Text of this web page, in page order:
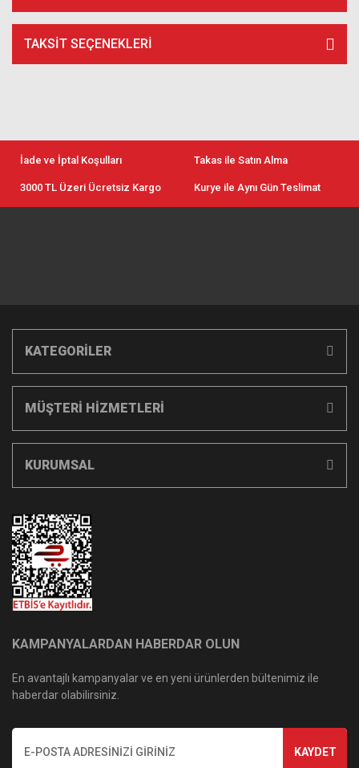
TAKSIT SEÇENEKLERI
İade ve İptal Koşulları Takas ile Satın Alma
3000 TL Üzeri Ücretsiz Kargo Kurye ile Aynı Gün Teslimat
KATEGORİLER
MÜŞTERİ HİZMETLERİ
KURUMSAL
KAMPANYALARDAN HABERDAR OLUN
En avantajlı kampanyalar ve en yeni ürünlerden bültenimiz ile
haberdar olabilirsiniz.
KAYDET